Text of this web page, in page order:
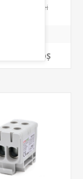
30,52 lei
ȊN COŞ